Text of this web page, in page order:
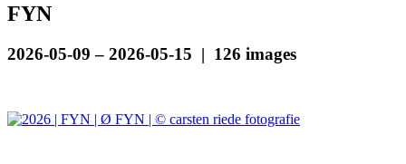
FYN
2026-05-09 – 2026-05-15 | 126 images